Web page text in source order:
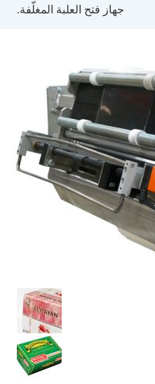
جهاز فتح العلبة المغلّفة.